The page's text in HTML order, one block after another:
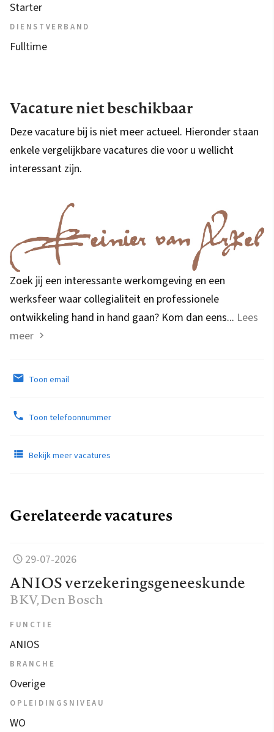
Starter
DIENSTVERBAND
Fulltime
Vacature niet beschikbaar
Deze vacature bij is niet meer actueel. Hieronder staan
enkele vergelijkbare vacatures die voor u wellicht
interessant zijn.
Zoek jij een interessante werkomgeving en een
werksfeer waar collegialiteit en professionele
ontwikkeling hand in hand gaan? Kom dan eens... Lees
meer
Toon email
Toon telefoonnummer
Bekijk meer vacatures
Gerelateerde vacatures
29-07-2026
ANIOS verzekeringsgeneeskunde
BKV, Den Bosch
FUNCTIE
ANIOS
BRANCHE
Overige
OPLEIDINGSNIVEAU
WO